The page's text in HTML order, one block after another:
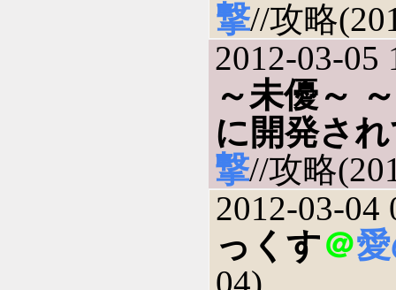
撃//攻略
2012-03-05
～未優～
に開発さ
撃//攻略
2012-03-04
っくす＠